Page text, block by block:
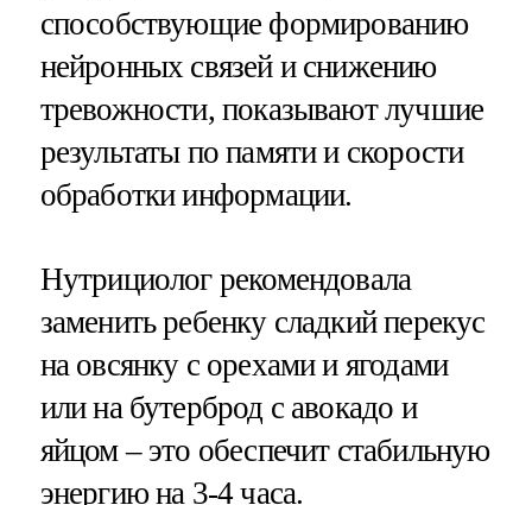
способствующие формированию
нейронных связей и снижению
тревожности, показывают лучшие
результаты по памяти и скорости
обработки информации.
Нутрициолог рекомендовала
заменить ребенку сладкий перекус
на овсянку с орехами и ягодами
или на бутерброд с авокадо и
яйцом – это обеспечит стабильную
энергию на 3-4 часа.